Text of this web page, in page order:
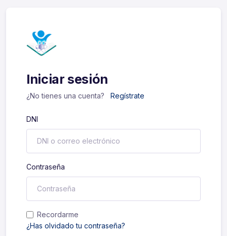
Iniciar sesión
¿No tienes una cuenta? Regístrate
DNI
Contraseña
Recordarme
¿Has olvidado tu contraseña?